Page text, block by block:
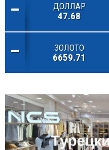
ДОЛЛАР
47.68
ЗОЛОТО
6659.71